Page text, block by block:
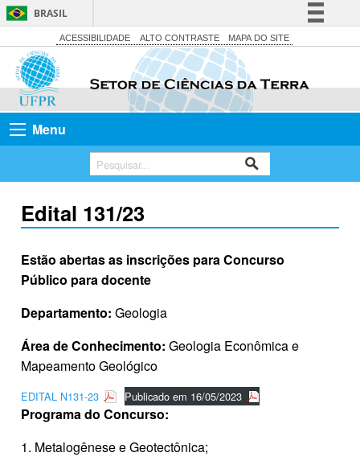
BRASIL
Simplifique!
Comunica BR
Participe
Acesso à informação
Canais
ACESSIBILIDADE ALTO CONTRASTE MAPA DO SITE
Menu
Edital 131/23
Estão abertas as inscrições para Concurso
Público para docente
Departamento: Geologia
Área de Conhecimento: Geologia Econômica e
Mapeamento Geológico
EDITAL N131-23 Publicado em 16/05/2023
Programa do Concurso:
1. Metalogênese e Geotectônica;